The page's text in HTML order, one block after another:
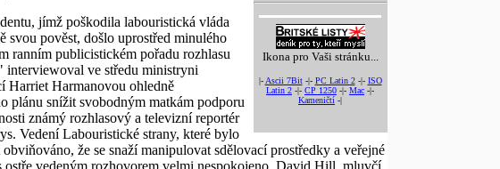
Ikona pro Vaši stránku...
|- Ascii 7Bit-|- PC Latin 2-|- ISO
Latin 2 -|- CP 1250 -|- Mac -|-
Kameničtí -|
jímž poškodila labouristická vláda
svou pověst, došlo uprostřed minulého
ranním publicistickém pořadu rozhlasu
ve středu ministryni
Harriet Harmanovou ohledně
plánu snížit svobodným matkám podporu
známý rozhlasový a televizní reportér
Vedení Labouristické strany, které bylo
že se snaží manipulovat sdělovací prostředky a veřejné
ostře vedeným rozhovorem velmi nespokojeno. David Hill, mluvčí